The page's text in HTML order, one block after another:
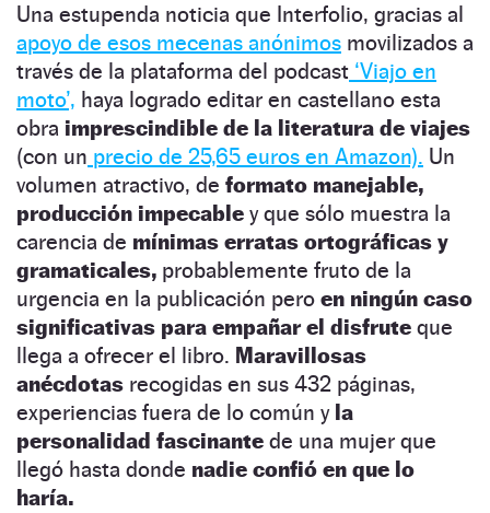
Una estupenda noticia que Interfolio, gracias al
apoyo de esos mecenas anónimos movilizados a
través de la plataforma del podcast ‘Viajo en
moto’, haya logrado editar en castellano esta
obra imprescindible de la literatura de viajes
(con un precio de 25,65 euros en Amazon). Un
volumen atractivo, de formato manejable,
producción impecable y que sólo muestra la
carencia de mínimas erratas ortográficas y
gramaticales, probablemente fruto de la
urgencia en la publicación pero en ningún caso
significativas para empañar el disfrute que
llega a ofrecer el libro. Maravillosas
anécdotas recogidas en sus 432 páginas,
experiencias fuera de lo común yla
personalidad fascinante de una mujer que
llegó hasta donde nadie confió en que lo
haría.